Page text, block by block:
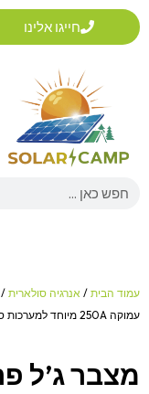
דילוג
לתוכן
חייגו אלינו
Search
עמוד הבית / אנרגיה סולארית /
עמוקה 250A מיוחד למערכות סולאריות